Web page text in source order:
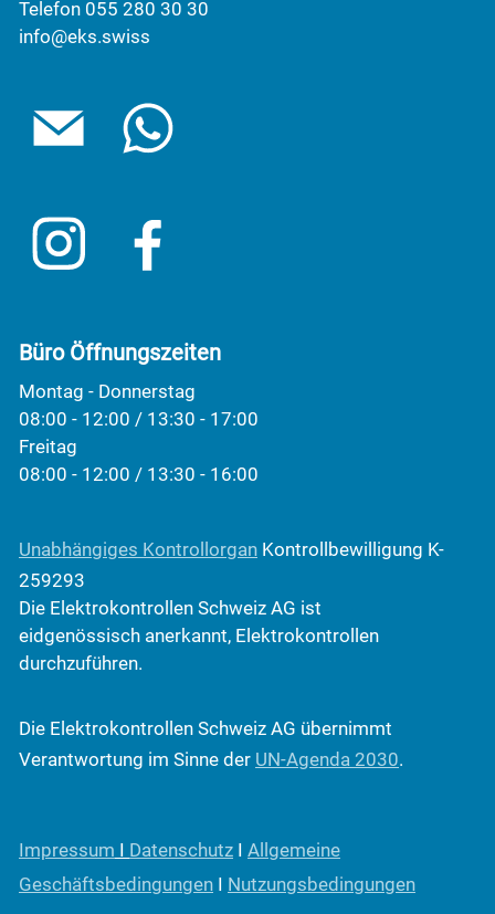
Telefon 055 280 30 30
info@eks.swiss
Büro Öffnungszeiten
Montag - Donnerstag
08:00 - 12:00 / 13:30 - 17:00
Freitag
08:00 - 12:00 / 13:30 - 16:00
Unabhängiges Kontrollorgan Kontrollbewilligung K-
259293
Die Elektrokontrollen Schweiz AG ist
eidgenössisch anerkannt, Elektrokontrollen
durchzuführen.
Die Elektrokontrollen Schweiz AG übernimmt
Verantwortung im Sinne der UN-Agenda 2030.
Impressum I Datenschutz I Allgemeine
Geschäftsbedingungen I Nutzungsbedingungen